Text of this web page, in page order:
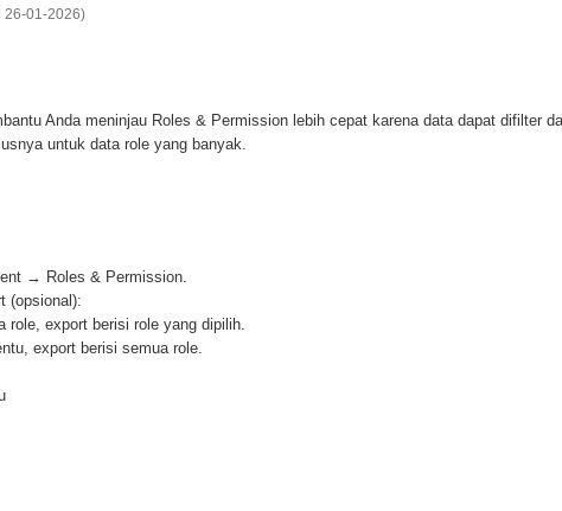
26-01-2026)
Anda meninjau Roles & Permission lebih cepat karena data dapat difilter
untuk data role yang banyak.
→ Roles & Permission.
(opsional):
role, export berisi role yang dipilih.
export berisi semua role.